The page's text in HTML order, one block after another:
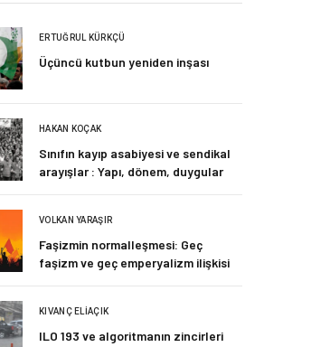
ERTUĞRUL KÜRKÇÜ
Üçüncü kutbun yeniden inşası
HAKAN KOÇAK
Sınıfın kayıp asabiyesi ve sendikal
arayışlar : Yapı, dönem, duygular
VOLKAN YARAŞIR
Faşizmin normalleşmesi: Geç
faşizm ve geç emperyalizm ilişkisi
KIVANÇ ELIAÇIK
ILO 193 ve algoritmanın zincirleri